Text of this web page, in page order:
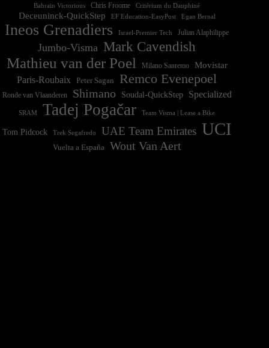
Bahrain Victorious Chris Froome Critérium du Dauphiné
Deceuninck-QuickStep EF Education-EasyPost Egan Bernal
Ineos Grenadiers Israel-Premier Tech Julian Alaphilippe
Jumbo-Visma Mark Cavendish
Mathieu van der Poel Milano Sanremo
Movistar
Paris-Roubaix
Peter Sagan Remco Evenepoel
Ronde van Vlaanderen Shimano Soudal-QuickStep Specialized
SRAM Tadej Pogačar Team Visma | Lease a Bike
Tom Pidcock Trek Segafredo UAE Team Emirates UCI
Vuelta a España Wout Van Aert